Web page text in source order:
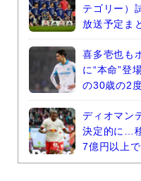
テゴリー）
放送予定ま
喜多壱也も
に“本命”登
の30歳の2
ディオマン
決定的に…
7億円以上